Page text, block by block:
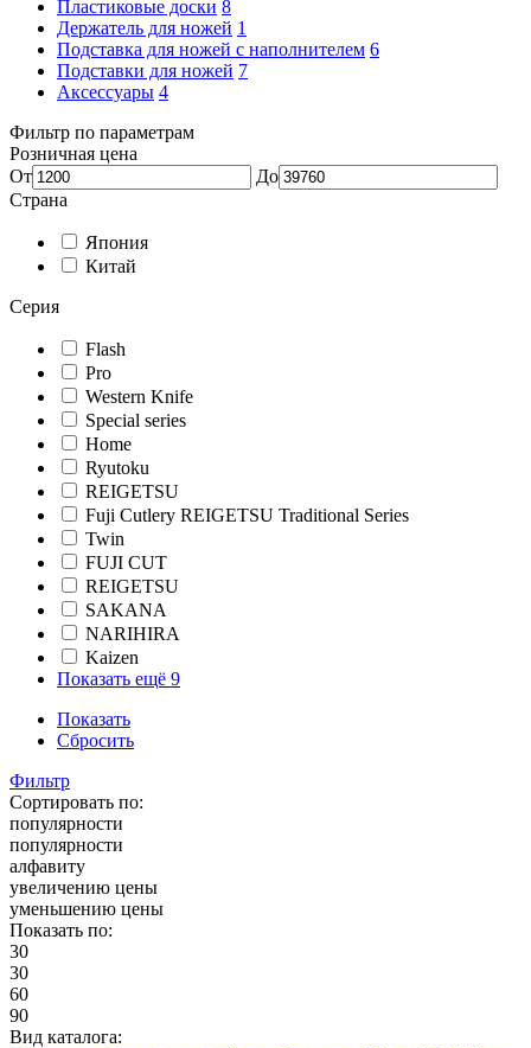
Пластиковые доски 8
Держатель для ножей 1
Подставка для ножей с наполнителем 6
Подставки для ножей 7
Аксессуары 4
Фильтр по параметрам
Розничная цена
От
До
Страна
Япония
Китай
Серия
Flash
Pro
Western Knife
Special series
Home
Ryutoku
REIGETSU
Fuji Cutlery REIGETSU Traditional Series
Twin
FUJI CUT
REIGETSU
SAKANA
NARIHIRA
Kaizen
Показать ещё 9
Показать
Сбросить
Фильтр
Сортировать по:
популярности
популярности
алфавиту
увеличению цены
уменьшению цены
Показать по:
30
30
60
90
Вид каталога: